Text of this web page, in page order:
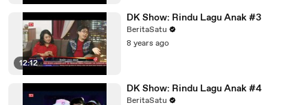
12:12
DK Show: Rindu Lagu Anak #3
BeritaSatu
8 years ago
DK Show: Rindu Lagu Anak #4
BeritaSatu